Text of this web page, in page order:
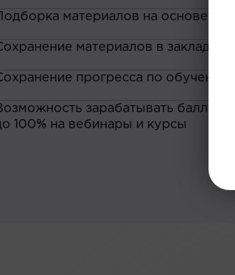
Подборка материалов на основе
материалов в закладки
прогресса по обучению
зарабатывать баллы и
100% на вебинары и курсы